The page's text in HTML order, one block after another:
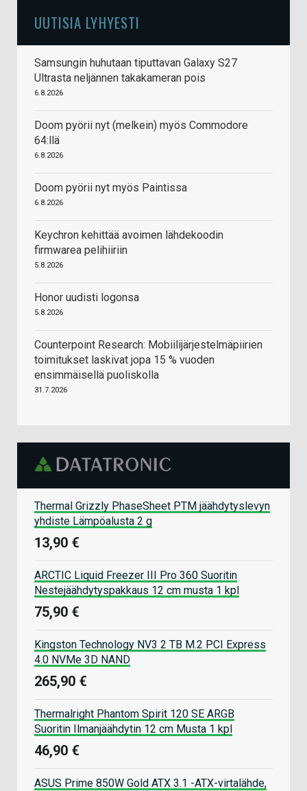
UUTISIA LYHYESTI
Samsungin huhutaan tiputtavan Galaxy S27
Ultrasta neljännen takakameran pois
6.8.2026
Doom pyörii nyt (melkein) myös Commodore
64:llä
6.8.2026
Doom pyörii nyt myös Paintissa
6.8.2026
Keychron kehittää avoimen lähdekoodin
firmwarea pelihiiriin
5.8.2026
Honor uudisti logonsa
5.8.2026
Counterpoint Research: Mobiilijärjestelmäpiirien
toimitukset laskivat jopa 15 % vuoden
ensimmäisellä puoliskolla
31.7.2026
Thermal Grizzly PhaseSheet PTM jäähdytyslevyn
yhdiste Lämpöalusta 2 g
13,90 €
ARCTIC Liquid Freezer III Pro 360 Suoritin
Nestejäähdytyspakkaus 12 cm musta 1 kpl
75,90 €
Kingston Technology NV3 2 TB M.2 PCI Express
4.0 NVMe 3D NAND
265,90 €
Thermalright Phantom Spirit 120 SE ARGB
Suoritin Ilmanjäähdytin 12 cm Musta 1 kpl
46,90 €
ASUS Prime 850W Gold ATX 3.1 -ATX-virtalähde,